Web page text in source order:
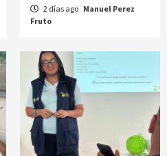
2 días ago Manuel Perez
Fruto